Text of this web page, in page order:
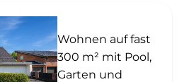
Wohnen auf fast
300 m² mit Pool,
Garten und